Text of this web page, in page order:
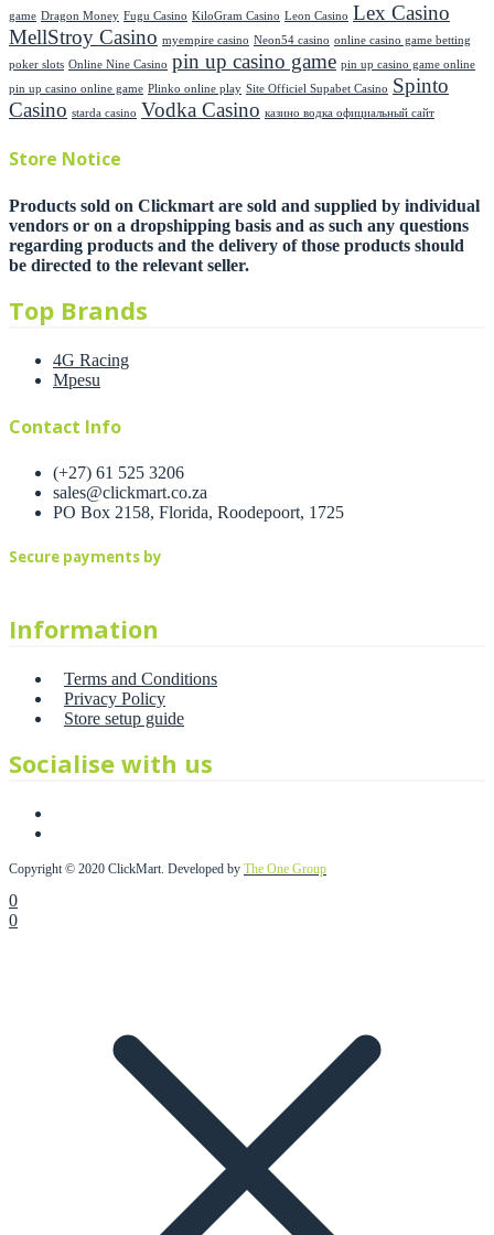
game Dragon Money Fugu Casino KiloGram Casino Leon Casino Lex Casino
MellStroy Casino myempire casino Neon54 casino online casino game betting
poker slots Online Nine Casino pin up casino game pin up casino game online
pin up casino online game Plinko online play Site Officiel Supabet Casino Spinto
Casino starda casino Vodka Casino казино водка официальный сайт
Store Notice
Products sold on Clickmart are sold and supplied by individual
vendors or on a dropshipping basis and as such any questions
regarding products and the delivery of those products should
be directed to the relevant seller.
Top Brands
4G Racing
Mpesu
Contact Info
(+27) 61 525 3206
sales@clickmart.co.za
PO Box 2158, Florida, Roodepoort, 1725
Secure payments by
Information
Terms and Conditions
Privacy Policy
Store setup guide
Socialise with us
Copyright © 2020 ClickMart. Developed by The One Group
0
0